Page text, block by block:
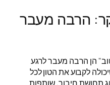
הרבה מעבר
הן הרבה מעבר לרגע
לקבוע את הטון לכל